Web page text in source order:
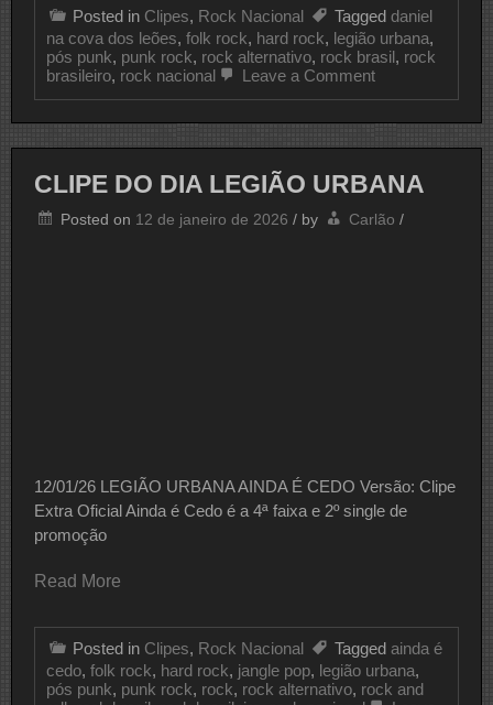
Posted in Clipes, Rock Nacional Tagged daniel
na cova dos leões, folk rock, hard rock, legião urbana,
pós punk, punk rock, rock alternativo, rock brasil, rock
brasileiro, rock nacional Leave a Commenton
LEGIÃO
CLIPE DO DIA LEGIÃO URBANA
Posted on 12 de janeiro de 2026 / by Carlão /
12/01/26 LEGIÃO URBANA AINDA É CEDO Versão: Clipe
Extra Oficial Ainda é Cedo é a 4ª faixa e 2º single de
promoção
Read More
Posted in Clipes, Rock Nacional Tagged ainda é
cedo, folk rock, hard rock, jangle pop, legião urbana,
pós punk, punk rock, rock, rock alternativo, rock and